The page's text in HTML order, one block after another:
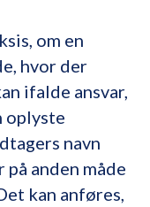
om en
hvor der
ifalde ansvar,
oplyste
navn
anden måde
kan anføres,